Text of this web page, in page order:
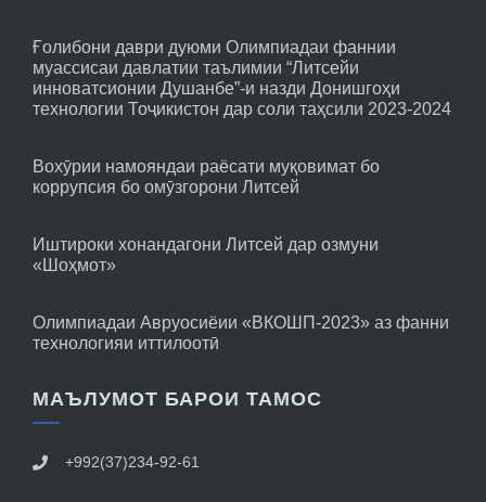
Ғолибони даври дуюми Олимпиадаи фаннии
муассисаи давлатии таълимии “Литсейи
инноватсионии Душанбе”-и назди Донишгоҳи
технологии Тоҷикистон дар соли таҳсили 2023-2024
Вохӯрии намояндаи раёсати муқовимат бо
коррупсия бо омӯзгорони Литсей
Иштироки хонандагони Литсей дар озмуни
«Шоҳмот»
Олимпиадаи Авруосиёии «ВКОШП-2023» аз фанни
технологияи иттилоотӣ
МАЪЛУМОТ БАРОИ ТАМОС
+992(37)234-92-61